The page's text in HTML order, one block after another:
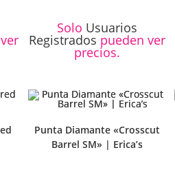
Solo Usuarios
Registrados pueden ver
precios.
Punta Diamante «Crosscut
Barrel SM» | Erica’s